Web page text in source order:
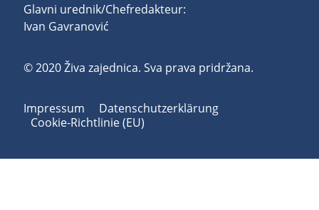
Glavni urednik/Chefredakteur:
Ivan Gavranović
© 2020 Živa zajednica. Sva prava pridržana.
Impressum
Datenschutzerklärung
Cookie-Richtlinie (EU)